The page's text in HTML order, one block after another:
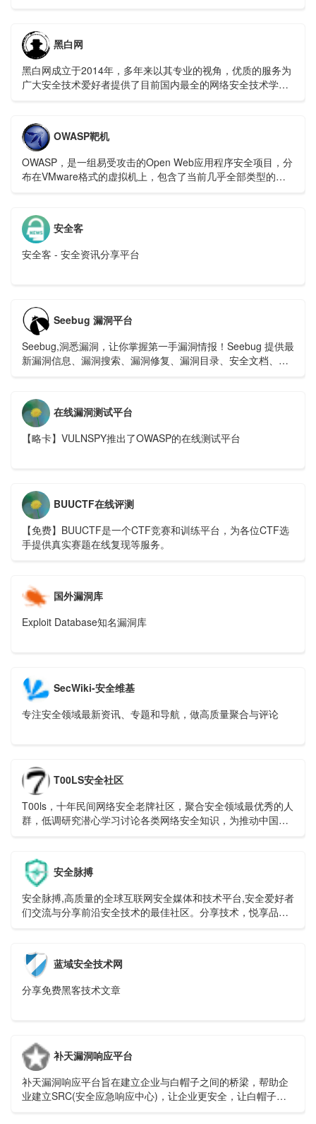
黑白网
黑白网成立于2014年，多年来以其专业的视角，优质的服务为
广大安全技术爱好者提供了目前国内最全的网络安全技术学习
OWASP靶机
OWASP，是一组易受攻击的Open Web应用程序安全项目，分
布在VMware格式的虚拟机上，包含了当前几乎全部类型的漏
安全客
安全客 - 安全资讯分享平台
Seebug 漏洞平台
Seebug,洞悉漏洞，让你掌握第一手漏洞情报！Seebug 提供最
新漏洞信息、漏洞搜索、漏洞修复、漏洞目录、安全文档、漏
在线漏洞测试平台
【略卡】VULNSPY推出了OWASP的在线测试平台
BUUCTF在线评测
【免费】BUUCTF是一个CTF竞赛和训练平台，为各位CTF选
手提供真实赛题在线复现等服务。
国外漏洞库
Exploit Database知名漏洞库
SecWiki-安全维基
专注安全领域最新资讯、专题和导航，做高质量聚合与评论
T00LS安全社区
T00ls，十年民间网络安全老牌社区，聚合安全领域最优秀的人
群，低调研究潜心学习讨论各类网络安全知识，为推动中国网
安全脉搏
安全脉搏,高质量的全球互联网安全媒体和技术平台,安全爱好者
们交流与分享前沿安全技术的最佳社区。分享技术，悦享品
蓝域安全技术网
分享免费黑客技术文章
补天漏洞响应平台
补天漏洞响应平台旨在建立企业与白帽子之间的桥梁，帮助企
业建立SRC(安全应急响应中心)，让企业更安全，让白帽子获